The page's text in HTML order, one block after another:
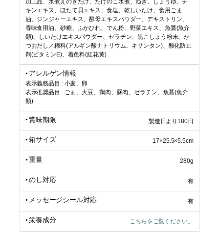
加工品、水煮えのきたけ、たけのこ水煮、ねぎ、しょうゆ、チ
キンエキス、ほたて貝エキス、食塩、乾しいたけ、食用ごま
油、ジンジャーエキス、酵母エキスパウダー、デキストリン、
香味食用油、砂糖、ふかひれ、でん粉、野菜エキス、魚醤(魚介
類)、しいたけエキスパウダー、ゼラチン、黒こしょう粉末、か
つおだし／糊料(アルギン酸ナトリウム、キサンタン)、酸化防止
剤(ビタミンE)、着色料(紅花黄)
アレルゲン情報
表示義務品目 : 小麦、卵
表示推奨品目 : ごま、大豆、鶏肉、豚肉、ゼラチン、魚醤(魚介
類)
賞味期限 製造日より180日
箱サイズ 17×25.5×5.5cm
重量 280g
のし対応 有
メッセージシール対応 有
栄養成分 こちらをご覧ください。